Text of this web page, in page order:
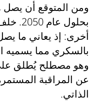
بحلول
بالسكري مما يسميه
وهو مصطلح يُطلق على
عن المراقبة
الذاتي.